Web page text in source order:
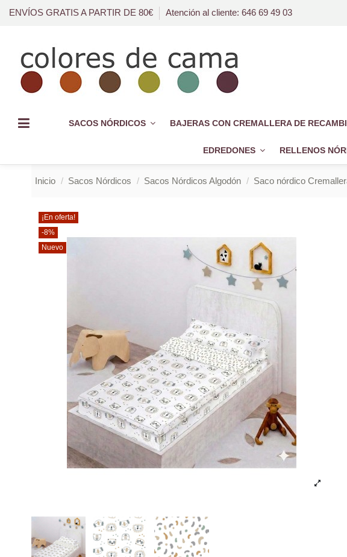
ENVÍOS GRATIS A PARTIR DE 80€ Atención al cliente: 646 69 49 03
SACOS NÓRDICOS BAJERAS CON CREMALLERA DE
EDREDONES RELLENOS
Inicio Sacos Nórdicos Sacos Nórdicos Algodón Saco nórdico
¡En oferta!
-8%
Nuevo